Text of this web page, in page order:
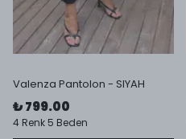
Valenza Pantolon - SIYAH
₺ 799.00
4 Renk 5 Beden